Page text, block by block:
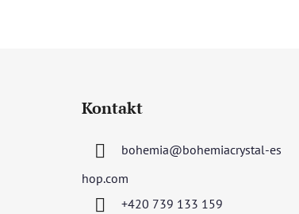
Kontakt
bohemia@bohemiacrystal-es
hop.com
+420 739 133 159